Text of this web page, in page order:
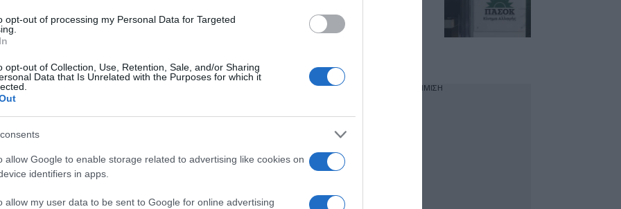
opt-out of processing my Personal Data for Targeted
opt-out of Collection, Use, Retention, Sale, and/or Sharing
Data that Is Unrelated with the Purposes for which it
allow Google to enable storage related to advertising like cookies on
identifiers in apps.
allow my user data to be sent to Google for online advertising
και των «γυναικοκτονιών», με
μορφές εμφάνισής τους,
υπογραμμίζει ότι “ηθλιβερή
επιτακτικά, στα πλαίσια της
για την τήρηση της
και τη δική σας, υπερβάλλουσα
συμβολή”.
ανταποκρίθηκε με
καθυστέρηση στο
ΔΙΑΦΗΜΙΣΗ